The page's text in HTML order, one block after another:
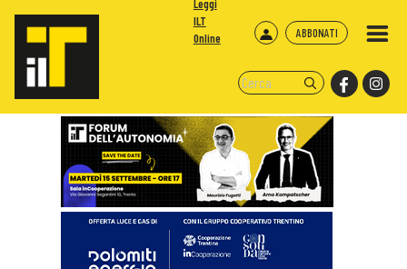
ABBONATI
Leggi
ILT
Online